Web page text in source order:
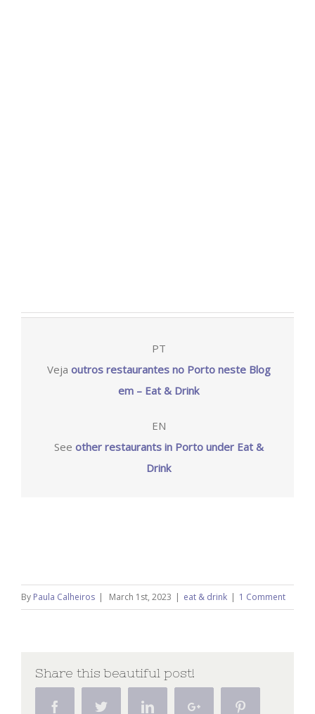
PT
Veja outros restaurantes no Porto neste Blog
em – Eat & Drink
EN
See other restaurants in Porto under Eat &
Drink
By Paula Calheiros | March 1st, 2023 | eat & drink | 1 Comment
Share this beautiful post!
Facebook Twitter LinkedinGoogle+